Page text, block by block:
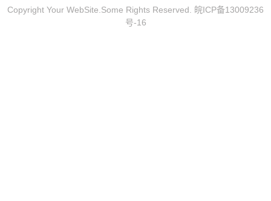
Copyright Your WebSite.Some Rights Reserved. 皖ICP备13009236
号-16